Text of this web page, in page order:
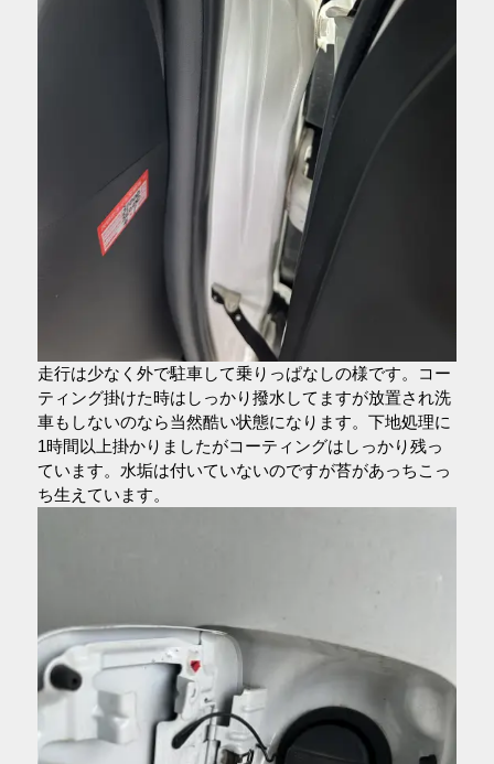
走行は少なく外で駐車して乗りっぱなしの様です。コー
ティング掛けた時はしっかり撥水してますが放置され洗
車もしないのなら当然酷い状態になります。下地処理に
1時間以上掛かりましたがコーティングはしっかり残っ
ています。水垢は付いていないのですが苔があっちこっ
ち生えています。